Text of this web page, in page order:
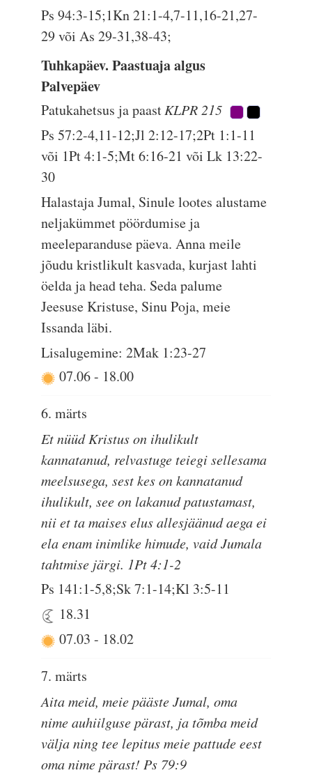
Ps 94:3-15;1Kn 21:1-4,7-11,16-21,27-
29 või As 29-31,38-43;
Tuhkapäev. Paastuaja algus
Palvepäev
Patukahetsus ja paastKLPR 215
Ps 57:2-4,11-12;Jl 2:12-17;2Pt 1:1-11
või 1Pt 4:1-5;Mt 6:16-21 või Lk 13:22-
30
Halastaja Jumal, Sinule lootes alustame
neljakümmet pöördumise ja
meeleparanduse päeva. Anna meile
jõudu kristlikult kasvada, kurjast lahti
öelda ja head teha. Seda palume
Jeesuse Kristuse, Sinu Poja, meie
Issanda läbi.
Lisalugemine: 2Mak 1:23-27
07.06- 18.00
6. märts
Et nüüd Kristus on ihulikult
kannatanud, relvastuge teiegi sellesama
meelsusega, sest kes on kannatanud
ihulikult, see on lakanud patustamast,
nii et ta maises elus allesjäänud aega ei
ela enam inimlike himude, vaid Jumala
tahtmise järgi. 1Pt 4:1-2
Ps 141:1-5,8;Sk 7:1-14;Kl 3:5-11
18.31
07.03- 18.02
7. märts
Aita meid, meie pääste Jumal, oma
nime auhiilguse pärast, ja tõmba meid
välja ning tee lepitus meie pattude eest
oma nime pärast! Ps 79:9